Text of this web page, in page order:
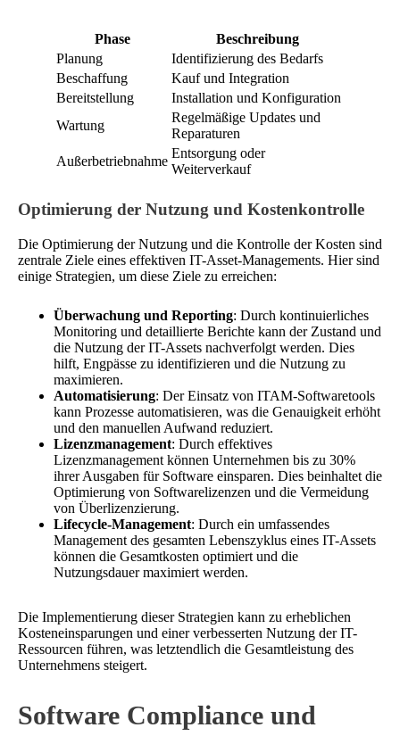
Phase
Beschreibung
Planung
Identifizierung des Bedarfs
Beschaffung
Kauf und Integration
Bereitstellung
Installation und Konfiguration
Wartung
Regelmäßige Updates und
Reparaturen
Außerbetriebnahme
Entsorgung oder
Weiterverkauf
Optimierung der Nutzung und Kostenkontrolle
Die Optimierung der Nutzung und die Kontrolle der Kosten sind
zentrale Ziele eines effektiven IT-Asset-Managements. Hier sind
einige Strategien, um diese Ziele zu erreichen:
Überwachung und Reporting: Durch kontinuierliches
Monitoring und detaillierte Berichte kann der Zustand und
die Nutzung der IT-Assets nachverfolgt werden. Dies
hilft, Engpässe zu identifizieren und die Nutzung zu
maximieren.
Automatisierung: Der Einsatz von ITAM-Softwaretools
kann Prozesse automatisieren, was die Genauigkeit erhöht
und den manuellen Aufwand reduziert.
Lizenzmanagement: Durch effektives
Lizenzmanagement können Unternehmen bis zu 30%
ihrer Ausgaben für Software einsparen. Dies beinhaltet die
Optimierung von Softwarelizenzen und die Vermeidung
von Überlizenzierung.
Lifecycle-Management: Durch ein umfassendes
Management des gesamten Lebenszyklus eines IT-Assets
können die Gesamtkosten optimiert und die
Nutzungsdauer maximiert werden.
Die Implementierung dieser Strategien kann zu erheblichen
Kosteneinsparungen und einer verbesserten Nutzung der IT-
Ressourcen führen, was letztendlich die Gesamtleistung des
Unternehmens steigert.
Software Compliance und